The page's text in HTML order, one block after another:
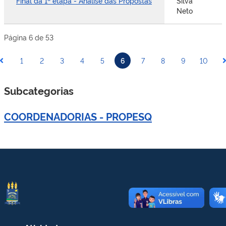
Neto
Página 6 de 53
1 2 3 4 5 6 7 8 9 10
Subcategorias
COORDENADORIAS - PROPESQ